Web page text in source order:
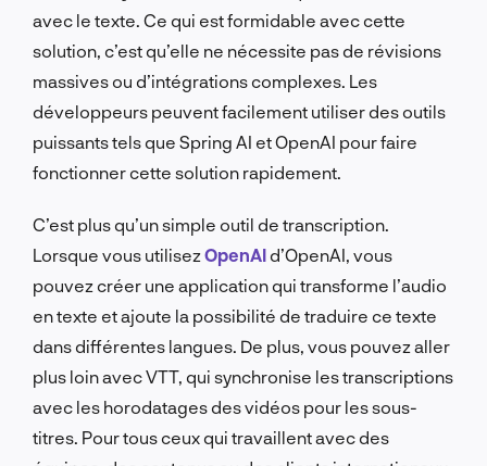
avec le texte. Ce qui est formidable avec cette
solution, c’est qu’elle ne nécessite pas de révisions
massives ou d’intégrations complexes. Les
développeurs peuvent facilement utiliser des outils
puissants tels que Spring AI et OpenAI pour faire
fonctionner cette solution rapidement.
C’est plus qu’un simple outil de transcription.
Lorsque vous utilisezOpenAI d’OpenAI, vous
pouvez créer une application qui transforme l’audio
en texte et ajoute la possibilité de traduire ce texte
dans différentes langues. De plus, vous pouvez aller
plus loin avec VTT, qui synchronise les transcriptions
avec les horodatages des vidéos pour les sous-
titres. Pour tous ceux qui travaillent avec des